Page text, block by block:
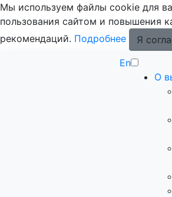
Мы используем файлы cookie для
пользования сайтом и повышения
рекомендаций. Подробнее
Я
En
О